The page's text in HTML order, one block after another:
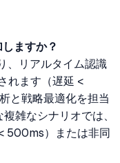
ますか？
、リアルタイム認識
れます（遅延 <
と戦略最適化を担当
雑なシナリオでは、
500ms）または非同